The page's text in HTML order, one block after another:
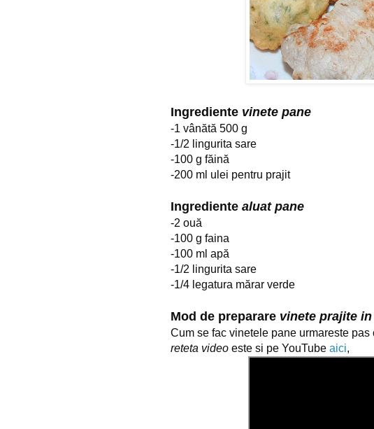
Ingrediente vinete pane
-1 vânătă 500 g
-1/2 lingurita sare
-100 g făină
-200 ml ulei pentru prajit
Ingrediente aluat pane
-2 ouă
-100 g faina
-100 ml apă
-1/2 lingurita sare
-1/4 legatura mărar verde
Mod de preparare vinete prajite
reteta video este si pe YouTube aici,